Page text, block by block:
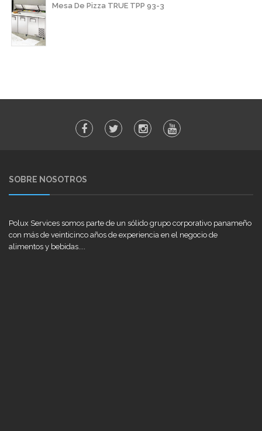
Mesa De Pizza TRUE TPP 93-3
SOBRE NOSOTROS
Polux Services somos parte de un sólido grupo corporativo panameño
con más de veinticinco años de experiencia en el negocio de
alimentos y bebidas....